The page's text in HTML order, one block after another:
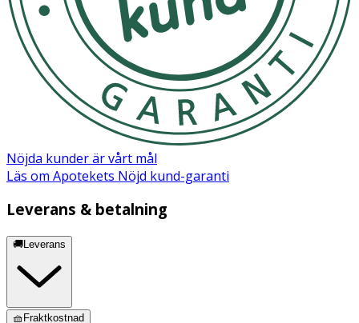
Butyl Acetate Ethyl Acetate Nitrocellulose Adipic
Acid/Neopentyl Glycol/Trimellitic Anhydride Copolymer
Acetyl Tributyl Citrate Isopropyl Alcohol Stearalkonium
Bentonite Acrylates Copolymer Sucrose Acetate
Isobutyrate CI 15850 CI 77891 CI 15850 NButyl Alcohol
Silica Diacetone Alcohol Sorbic Acid Phosphoric Acid
Dimethicone CI 77266 Trimethylsiloxysilicate
Trimethylpentanediyl Dibenzoate CI 19140
Nöjda kunder är vårt mål
Läs om Apotekets Nöjd kund-garanti
Leverans & betalning
🚚Leverans
🧺Fraktkostnad